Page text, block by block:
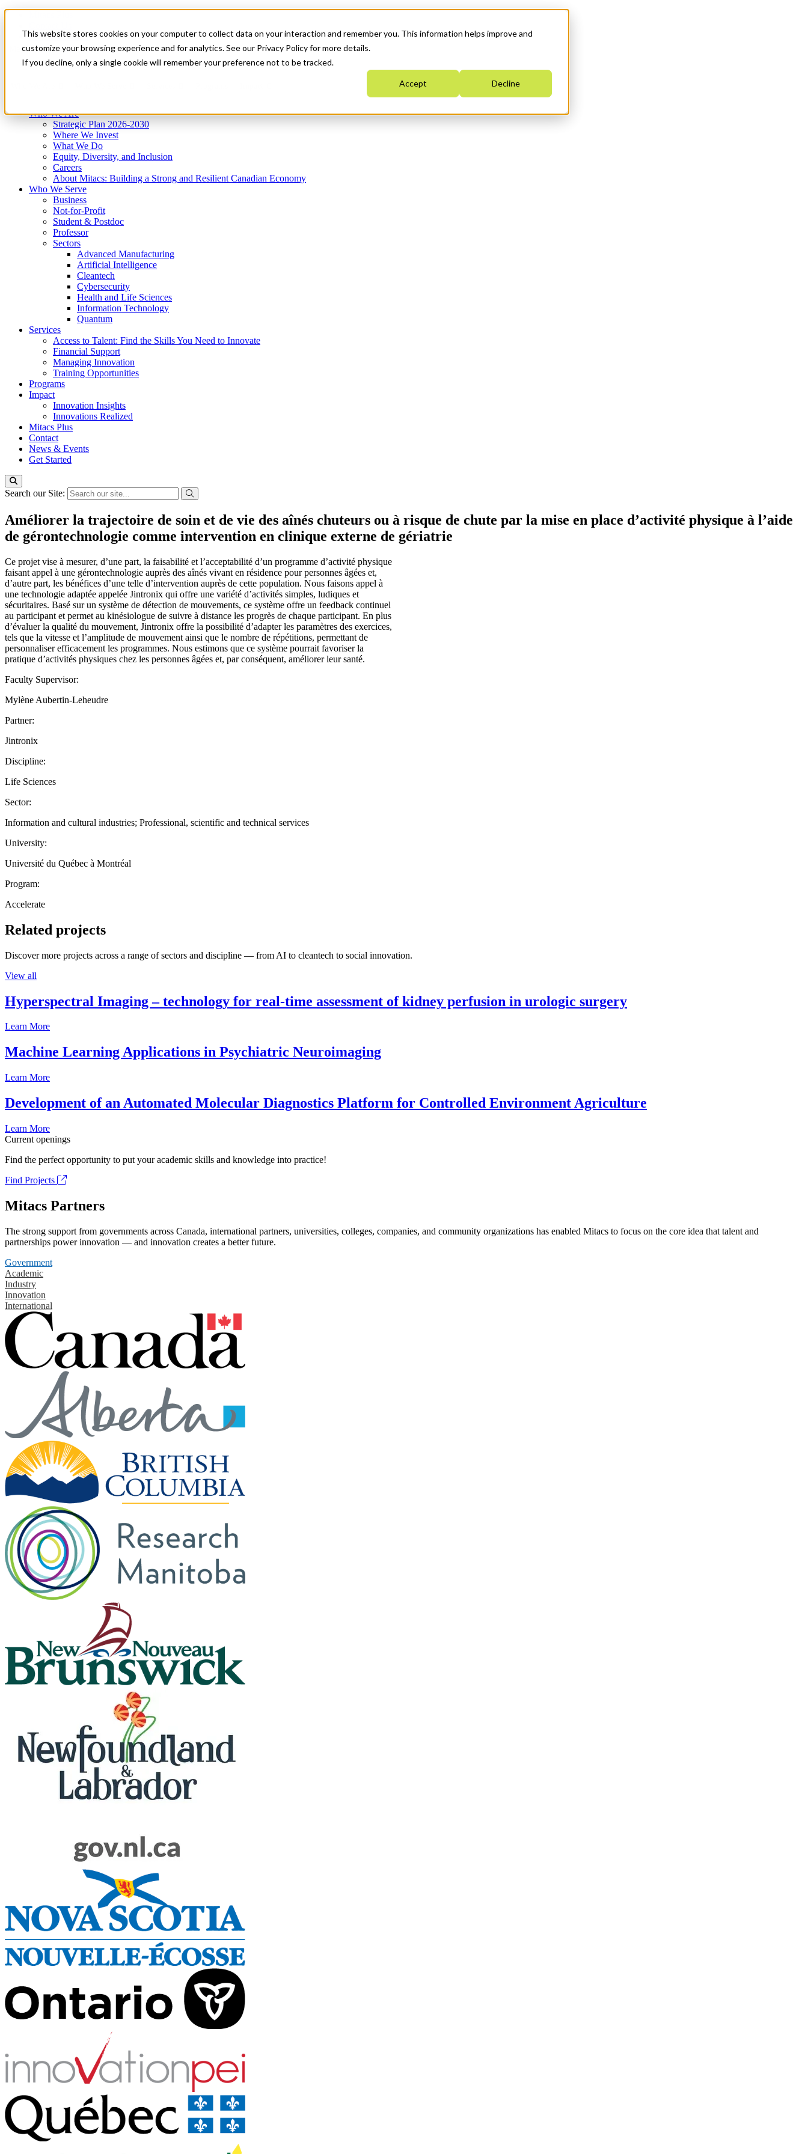
This website stores cookies on your computer to collect data on your interaction and remember you. This information helps improve and
customize your browsing experience and for analytics. See our Privacy Policy for more details.
If you decline, only a single cookie will remember your preference not to be tracked.
Accept Decline
News & Events
Get Started
Menu
Who We Are
Strategic Plan 2026-2030
Where We Invest
What We Do
Equity, Diversity, and Inclusion
Careers
About Mitacs: Building a Strong and Resilient Canadian Economy
Who We Serve
Business
Not-for-Profit
Student & Postdoc
Professor
Sectors
Advanced Manufacturing
Artificial Intelligence
Cleantech
Cybersecurity
Health and Life Sciences
Information Technology
Quantum
Services
Access to Talent: Find the Skills You Need to Innovate
Financial Support
Managing Innovation
Training Opportunities
Programs
Impact
Innovation Insights
Innovations Realized
Mitacs Plus
Contact
News & Events
Get Started
Search our Site:
Améliorer la trajectoire de soin et de vie des aînés chuteurs ou à risque de chute par la mise en place d’activité physique à l’aide
de gérontechnologie comme intervention en clinique externe de gériatrie
Ce projet vise à mesurer, d’une part, la faisabilité et l’acceptabilité d’un programme d’activité physique
faisant appel à une gérontechnologie auprès des aînés vivant en résidence pour personnes âgées et,
d’autre part, les bénéfices d’une telle d’intervention auprès de cette population. Nous faisons appel à
une technologie adaptée appelée Jintronix qui offre une variété d’activités simples, ludiques et
sécuritaires. Basé sur un système de détection de mouvements, ce système offre un feedback continuel
au participant et permet au kinésiologue de suivre à distance les progrès de chaque participant. En plus
d’évaluer la qualité du mouvement, Jintronix offre la possibilité d’adapter les paramètres des exercices,
tels que la vitesse et l’amplitude de mouvement ainsi que le nombre de répétitions, permettant de
personnaliser efficacement les programmes. Nous estimons que ce système pourrait favoriser la
pratique d’activités physiques chez les personnes âgées et, par conséquent, améliorer leur santé.
Faculty Supervisor:
Mylène Aubertin-Leheudre
Partner:
Jintronix
Discipline:
Life Sciences
Sector:
Information and cultural industries; Professional, scientific and technical services
University:
Université du Québec à Montréal
Program:
Accelerate
Related projects
Discover more projects across a range of sectors and discipline — from AI to cleantech to social innovation.
View all
Hyperspectral Imaging – technology for real-time assessment of kidney perfusion in urologic surgery
Learn More
Machine Learning Applications in Psychiatric Neuroimaging
Learn More
Development of an Automated Molecular Diagnostics Platform for Controlled Environment Agriculture
Learn More
Current openings
Find the perfect opportunity to put your academic skills and knowledge into practice!
Find Projects
Mitacs Partners
The strong support from governments across Canada, international partners, universities, colleges, companies, and community organizations has enabled Mitacs to focus on the core idea that talent and
partnerships power innovation — and innovation creates a better future.
Government
Academic
Industry
Innovation
International